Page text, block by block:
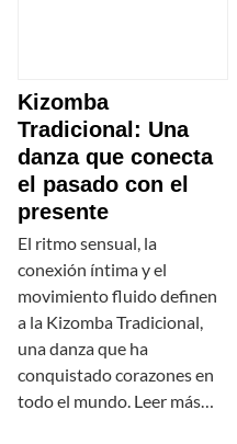
Kizomba
Tradicional: Una
danza que conecta
el pasado con el
presente
El ritmo sensual, la
conexión íntima y el
movimiento fluido definen
a la Kizomba Tradicional,
una danza que ha
conquistado corazones en
todo el mundo. Leer más…